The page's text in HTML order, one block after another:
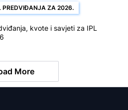
PREDVIĐANJA ZA 2026.
kvote i savjeti za IPL
More